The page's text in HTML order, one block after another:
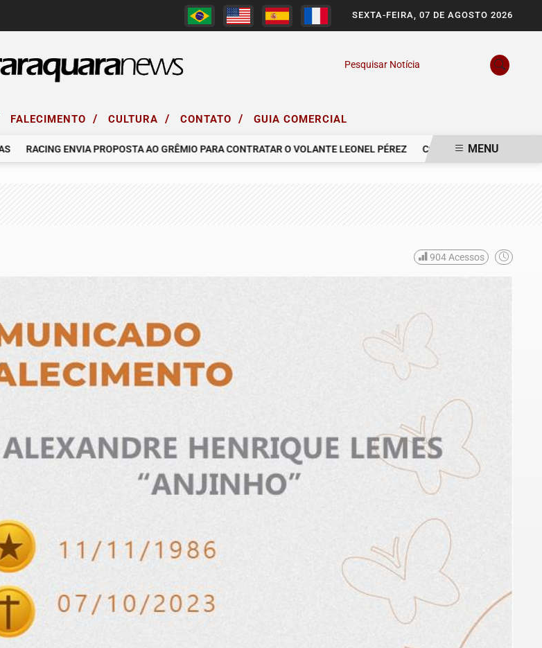
SEXTA-FEIRA, 07 DE AGOSTO 2026
Pesquisar Notícia
FALECIMENTO / CULTURA / CONTATO / GUIA COMERCIAL
RACING ENVIA PROPOSTA AO GRÊMIO PARA CONTRATAR O VOLANTE LEONEL PÉREZ COM PESAR, NOSMENU
904Acessos